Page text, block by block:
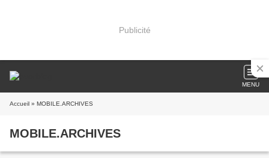
Publicité
MENU
Accueil » MOBILE.ARCHIVES
MOBILE.ARCHIVES